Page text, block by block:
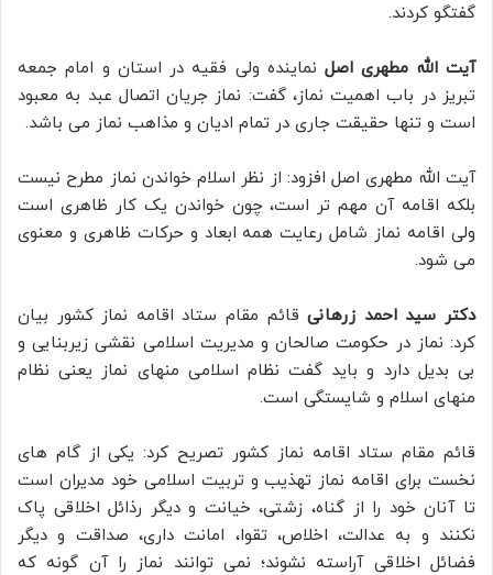
گفتگو کردند.
آیت الله مطهری اصلنماینده ولی فقیه در استان و امام جمعه
تبریز در باب اهمیت نماز، گفت: نماز جریان اتصال عبد به معبود
است و تنها حقیقت جاری در تمام ادیان و مذاهب نماز می باشد.
آیت الله مطهری اصل افزود: از نظر اسلام خواندن نماز مطرح نیست
بلکه اقامه آن مهم تر است، چون خواندن یک کار ظاهری است
ولی اقامه نماز شامل رعایت همه ابعاد و حرکات ظاهری و معنوی
می شود.
دکتر سید احمد زرهانیقائم مقام ستاد اقامه نماز کشور بیان
کرد: نماز در حکومت صالحان و مدیریت اسلامی نقشی زیربنایی و
بی بدیل دارد و باید گفت نظام اسلامی منهای نماز یعنی نظام
منهای اسلام و شایستگی است.
قائم مقام ستاد اقامه نماز کشور تصریح کرد: یکی از گام های
نخست برای اقامه نماز تهذیب و تربیت اسلامی خود مدیران است
تا آنان خود را از گناه، زشتی، خیانت و دیگر رذائل اخلاقی پاک
نکنند و به عدالت، اخلاص، تقوا، امانت داری، صداقت و دیگر
فضائل اخلاقی آراسته نشوند؛ نمی توانند نماز را آن گونه که